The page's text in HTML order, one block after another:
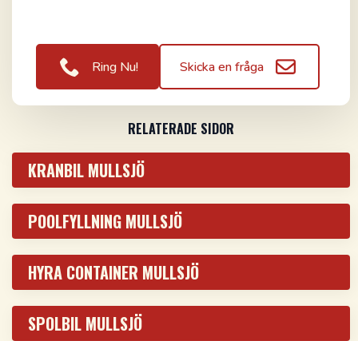
Ring Nu! Skicka en fråga
RELATERADE SIDOR
KRANBIL MULLSJÖ
POOLFYLLNING MULLSJÖ
HYRA CONTAINER MULLSJÖ
SPOLBIL MULLSJÖ